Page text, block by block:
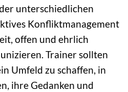
unterschiedlichen
Konfliktmanagement
offen und ehrlich
Trainer sollten
Umfeld zu schaffen, in
ihre Gedanken und